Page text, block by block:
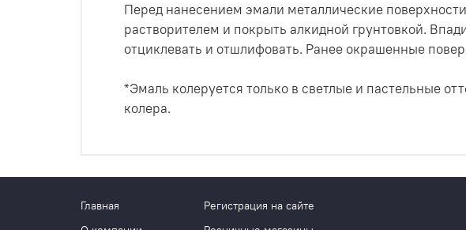
Перед нанесением эмали металлические
растворителем и покрыть алкидной грунтовкой.
отциклевать и отшлифовать. Ранее окрашенные
*Эмаль колеруется только в светлые и пастельные
колера.
Главная
Регистрация на сайте